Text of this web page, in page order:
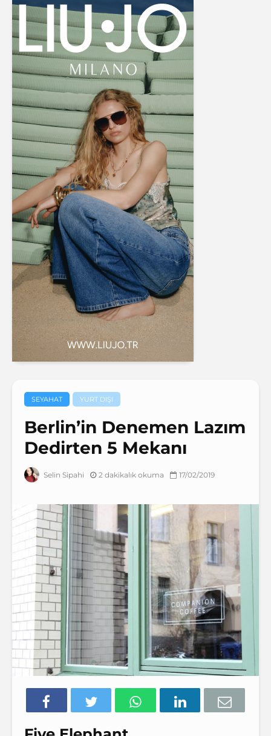
SEYAHAT YURT DIŞI
Berlin’in Denemen Lazım
Dedirten 5 Mekanı
Selin Sipahi 2 dakikalık okuma 17/02/2019